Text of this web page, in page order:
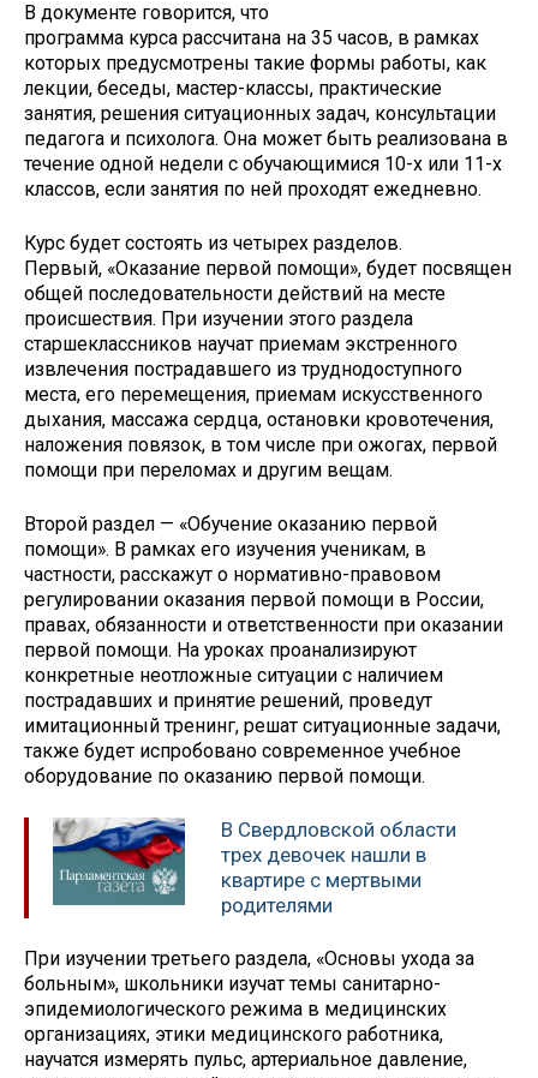
В документе говорится, что
программа курса рассчитана на 35 часов, в рамках
которых предусмотрены такие формы работы, как
лекции, беседы, мастер-классы, практические
занятия, решения ситуационных задач, консультации
педагога и психолога. Она может быть реализована в
течение одной недели с обучающимися 10-х или 11-х
классов, если занятия по ней проходят ежедневно.
Курс будет состоять из четырех разделов.
Первый, «Оказание первой помощи», будет посвящен
общей последовательности действий на месте
происшествия. При изучении этого раздела
старшеклассников научат приемам экстренного
извлечения пострадавшего из труднодоступного
места, его перемещения, приемам искусственного
дыхания, массажа сердца, остановки кровотечения,
наложения повязок, в том числе при ожогах, первой
помощи при переломах и другим вещам.
Второй раздел — «Обучение оказанию первой
помощи». В рамках его изучения ученикам, в
частности, расскажут о нормативно-правовом
регулировании оказания первой помощи в России,
правах, обязанности и ответственности при оказании
первой помощи. На уроках проанализируют
конкретные неотложные ситуации с наличием
пострадавших и принятие решений, проведут
имитационный тренинг, решат ситуационные задачи,
также будет испробовано современное учебное
оборудование по оказанию первой помощи.
В Свердловской области
трех девочек нашли в
квартире с мертвыми
родителями
При изучении третьего раздела, «Основы ухода за
больным», школьники изучат темы санитарно-
эпидемиологического режима в медицинских
организациях, этики медицинского работника,
научатся измерять пульс, артериальное давление,